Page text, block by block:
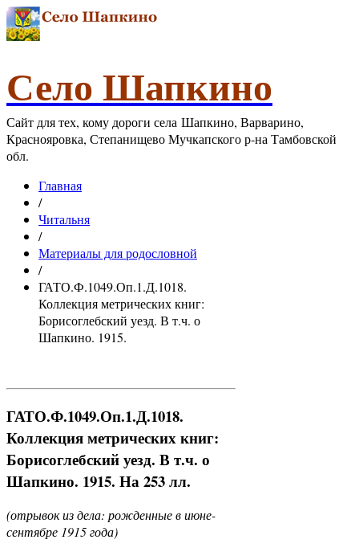
Село Шапкино
Сайт для тех, кому дороги села Шапкино, Варварино,
Краснояровка, Степанищево Мучкапского р-на Тамбовской
обл.
Главная
/
Читальня
/
Материалы для родословной
/
ГАТО.Ф.1049.Оп.1.Д.1018.
Коллекция метрических книг:
Борисоглебский уезд. В т.ч. о
Шапкино. 1915.
ГАТО.Ф.1049.Оп.1.Д.1018.
Коллекция метрических книг:
Борисоглебский уезд. В т.ч. о
Шапкино. 1915. На 253 лл.
(отрывок из дела: рожденные в июне-
сентябре 1915 года)